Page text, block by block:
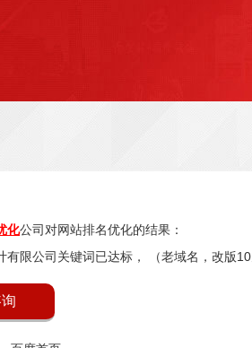
化公司对网站排名优化的结果：
有限公司关键词已达标， （老域名，改版10